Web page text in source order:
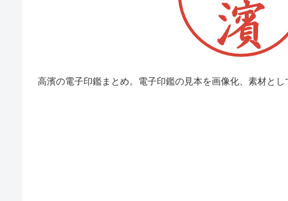
高濱の電子印鑑まとめ。電子印鑑の見本を画像化、素材とし